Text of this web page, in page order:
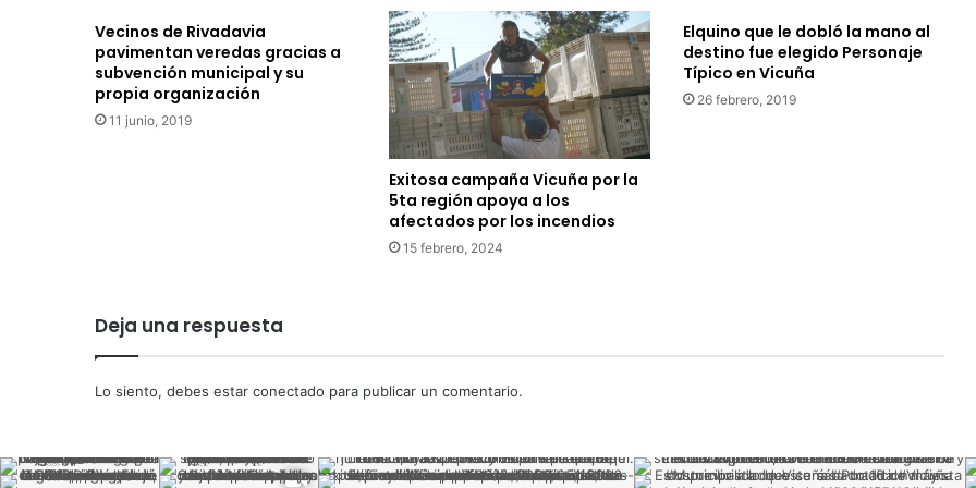
Vecinos de Rivadavia
pavimentan veredas gracias a
subvención municipal y su
propia organización
11 junio, 2019
Exitosa campaña Vicuña por la
5ta región apoya a los
afectados por los incendios
15 febrero, 2024
Elquino que le dobló la mano al
destino fue elegido Personaje
Típico en Vicuña
26 febrero, 2019
Deja una respuesta
Lo siento, debes estar conectado para publicar un comentario.